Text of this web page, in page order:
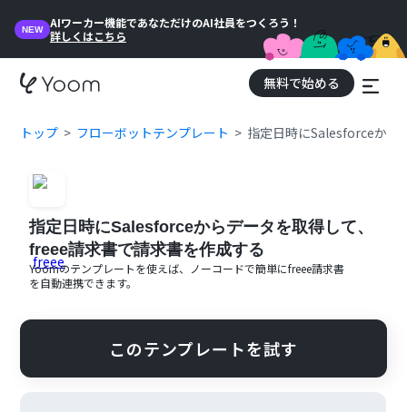
NEW
AIワーカー機能であなただけのAI社員をつくろう！
詳しくはこちら
無料で始める
トップ フローボットテンプレート 指定日時にSalesforceから
指定日時にSalesforceからデータを取得して、
freee請求書で請求書を作成する
Yoomのテンプレートを使えば、ノーコードで簡単にfreee請求書
を自動連携できます。
このテンプレートを試す